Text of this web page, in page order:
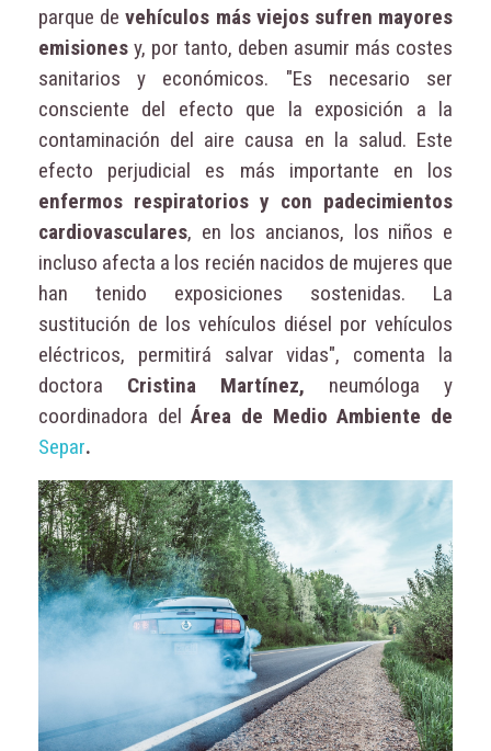
parque devehículos más viejos sufren mayores
emisiones y, por tanto, deben asumir más costes
sanitarios y económicos. "Es necesario ser
consciente del efecto que la exposición a la
contaminación del aire causa en la salud. Este
efecto perjudicial es más importante en los
enfermos respiratorios y con padecimientos
cardiovasculares, en los ancianos, los niños e
incluso afecta a los recién nacidos de mujeres que
han tenido exposiciones sostenidas. La
sustitución de los vehículos diésel por vehículos
eléctricos, permitirá salvar vidas", comenta la
doctora Cristina Martínez, neumóloga y
coordinadora delÁrea de Medio Ambiente de
Separ.